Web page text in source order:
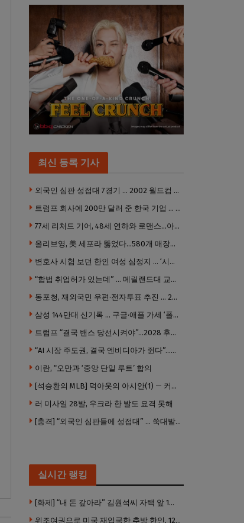
최신 등록 기사
외국인 심판 성접대 7경기 … 2002 월드컵 4강 신화도 흔들
트럼프 회사에 200만 달러 준 한국 기업 … 민주당 뇌물의혹 조사
77세 리처드 기어, 48세 연하와 로맨스…아들과 3살 차
올리브영, 美 세포라 뚫었다…580개 매장에 ‘K뷰티에딧’ 론칭
변호사 시험 보던 한인 여성 심정지 … ‘시험장측 대응 부적절’ 소송
“합법 취업허가 있는데” … 메릴랜드대 교수, 공항서 ICE에 체포, 구금 중
동포청, 재외국민 우편·전자투표 추진 … 2028년 도입 목표
삼성 144만대 신기록 … 구글·애플 가세 ‘폴더블 대전’ 열린다
트럼프 “결국 밴스 당선시켜야”…2028 후계 구도 힘 싣나
“AI 시장 주도권, 결국 엔비디아가 쥔다”…모건스탠리 장담
이란, “오만과 ‘중앙 단일 루트’ 합의
[석승환의 MLB] 덕아웃의 아시안(1) — 커트 스즈키가 우리에게 묻는 것
러 미사일 28발, 우크라 한 발도 요격 못해
[충격] “외국인 심판들에 성접대” … 쑥대밭된 축협 어디까지 추락하나
실시간 랭킹
[화제] “내 돈 갚아라” 김원석씨 자택 앞 1인 광대 시위 … 한인 투자사, “108만 달러 못받아”
위조여권으로 미국 재입국한 추방 한인, 120만 달러 은행 사기 행각